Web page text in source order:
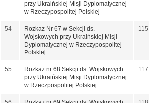
przy Ukraińskiej Misji Dyplomatycznej
w Rzeczypospolitej Polskiej
54
Rozkaz Nr 67 w Sekcji ds.
Wojskowych przy Ukraińskiej Misji
Dyplomatycznej w Rzeczypospolitej
Polskiej
115
55
Rozkaz nr 68 Sekcji ds. Wojskowych
przy Ukraińskiej Misji Dyplomatycznej
w Rzeczpospolitej Polskiej
117